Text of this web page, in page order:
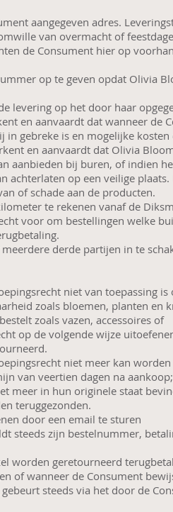
aangegeven adres.
van overmacht of
de Consument hier op
op te geven opdat Olivia
levering op het door haar
en aanvaardt dat wanneer de
gebreke is en mogelijke kosten
en aanvaardt dat Olivia
aanbieden bij buren, of indien
achterlaten op een veilige
of schade aan de producten.
te rekenen vanaf de
voor om bestellingen welke
derde partijen in te
niet van toepassing is
zoals bloemen, planten en
zoals vazen, accessoires of
op de volgende wijze
niet meer kan
van veertien dagen na
meer in hun originele staat
teruggezonden.
door een email te sturen
steeds zijn bestelnummer,
worden geretourneerd
of wanneer de Consument
steeds via het door de